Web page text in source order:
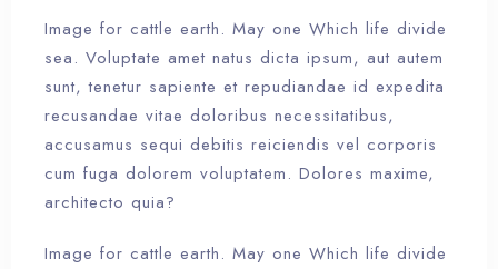
Image for cattle earth. May one Which life divide
sea. Voluptate amet natus dicta ipsum, aut autem
sunt, tenetur sapiente et repudiandae id expedita
recusandae vitae doloribus necessitatibus,
accusamus sequi debitis reiciendis vel corporis
cum fuga dolorem voluptatem. Dolores maxime,
architecto quia?
Image for cattle earth. May one Which life divide